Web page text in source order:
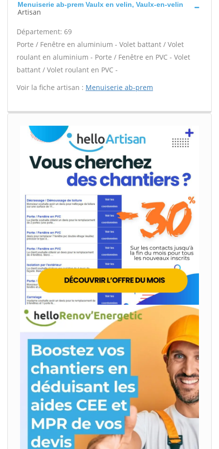
Menuiserie ab-prem Vaulx en velin, Vaulx-en-velin
Artisan
Département: 69
Porte / Fenêtre en aluminium - Volet battant / Volet
roulant en aluminium - Porte / Fenêtre en PVC - Volet
battant / Volet roulant en PVC -
Voir la fiche artisan : Menuiserie ab-prem